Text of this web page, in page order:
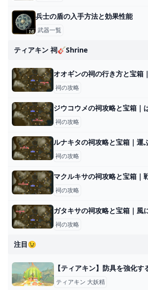
兵士の盾の入手方法と効果性能
武器一覧
ティアキン 祠🎸shrine
オオギンの祠の行き方と宝箱
祠の攻略
ジウコウメの祠攻略と宝箱｜
祠の攻略
ルナキタの祠攻略と宝箱｜運
祠の攻略
マクルキサの祠攻略と宝箱｜
祠の攻略
ガタキサの祠攻略と宝箱｜風
祠の攻略
注目😉
ティアキン 大妖精